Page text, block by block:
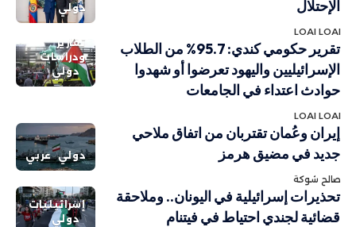
دولي
الإحتلال
LOAI LOAI
تقارير
ودراسات
دولي
تقرير حكومي كندي: 95.7% من الطلاب
الإسرائيليين واليهود تعرضوا أو شهدوا
حوادث اعتداء في الجامعات
LOAI LOAI
دولي عربي
إيران وعُمان تقتربان من اتفاق ملاحي
جديد في مضيق هرمز
صالح شوكة
إسرائيليات
دولي
تحذيرات إسرائيلية في اليونان.. وملاحقة
قضائية لجندي احتياط في فيتنام